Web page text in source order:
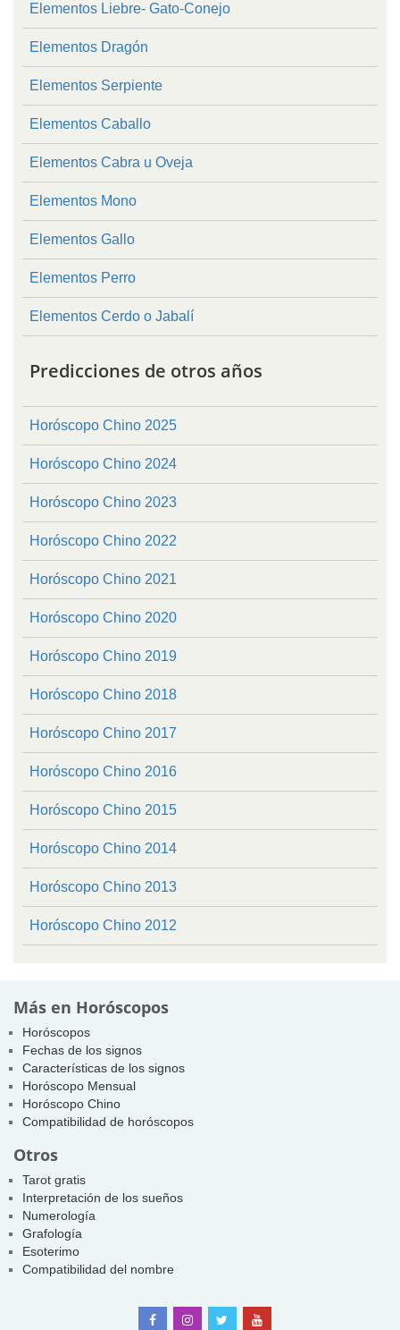
Elementos Liebre- Gato-Conejo
Elementos Dragón
Elementos Serpiente
Elementos Caballo
Elementos Cabra u Oveja
Elementos Mono
Elementos Gallo
Elementos Perro
Elementos Cerdo o Jabalí
Predicciones de otros años
Horóscopo Chino 2025
Horóscopo Chino 2024
Horóscopo Chino 2023
Horóscopo Chino 2022
Horóscopo Chino 2021
Horóscopo Chino 2020
Horóscopo Chino 2019
Horóscopo Chino 2018
Horóscopo Chino 2017
Horóscopo Chino 2016
Horóscopo Chino 2015
Horóscopo Chino 2014
Horóscopo Chino 2013
Horóscopo Chino 2012
Más en Horóscopos
Horóscopos
Fechas de los signos
Características de los signos
Horóscopo Mensual
Horóscopo Chino
Compatibilidad de horóscopos
Otros
Tarot gratis
Interpretación de los sueños
Numerología
Grafología
Esoterimo
Compatibilidad del nombre